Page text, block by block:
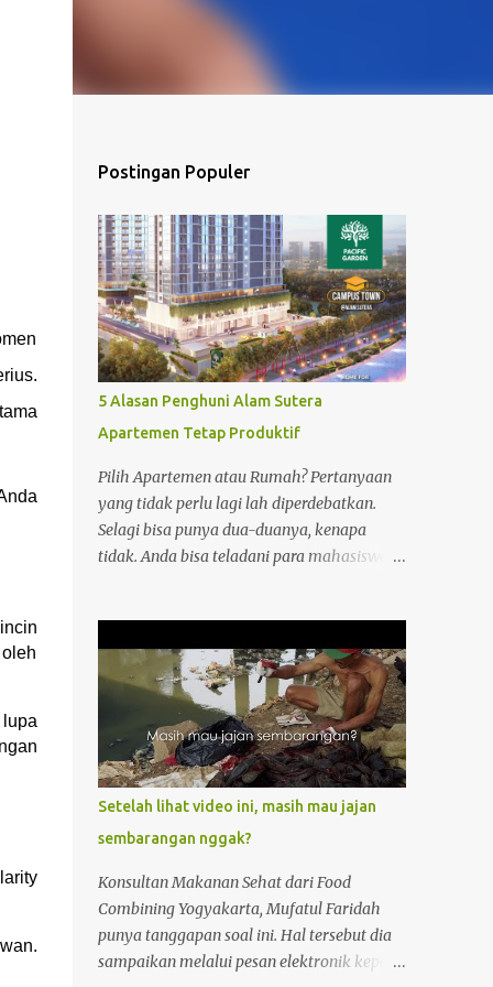
Postingan Populer
5 Alasan Penghuni Alam Sutera
Apartemen Tetap Produktif
Pilih Apartemen atau Rumah? Pertanyaan
yang tidak perlu lagi lah diperdebatkan.
Selagi bisa punya dua-duanya, kenapa
tidak. Anda bisa teladani para mahasiswa
Alam Sutera Apartemen . Kenapa banyak
mahasiswa menjatuhkan pilihan pada
apartemen ini? Karena mereka ingin tetap
produktif tanpa ada halangan ruang dan
waktu. Apalagi di Tangerang persaingan
kerja semakin ketat. Kenapa Apartemen
Alam Sutera Menciptakan Suasana
Produktif? Kenapa produktifitas mahasiswa
dan para penghuni apartemen yang super
stylish di Tangerang ini bisa naik?
Perawatan Tidak Ribet Orang-orang yang
hidup di era ini tuh "big no no" lah dengan
Setelah lihat video ini, masih mau jajan
sembarangan nggak?
Konsultan Makanan Sehat dari Food
Combining Yogyakarta, Mufatul Faridah
punya tanggapan soal ini. Hal tersebut dia
sampaikan melalui pesan elektronik kepada